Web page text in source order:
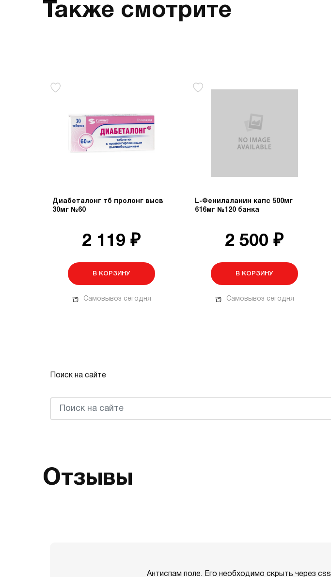
Также смотрите
Диабеталонг тб пролонг высв
30мг №60
2 119 ₽
В КОРЗИНУ
Самовывоз сегодня
L-Фенилаланин капс 500мг
616мг №120 банка
2 500 ₽
В КОРЗИНУ
Самовывоз сегодня
Поиск на сайте
Отзывы
Антиспам поле. Его необходимо скрыть через css